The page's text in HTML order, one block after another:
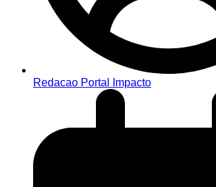
Redacao Portal Impacto